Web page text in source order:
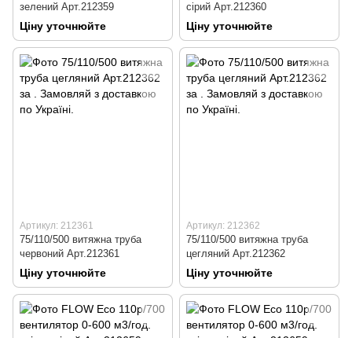
зелений Арт.212359
Ціну уточнюйте
сірий Арт.212360
Ціну уточнюйте
Артикул: 212361
75/110/500 витяжна труба
червоний Арт.212361
Ціну уточнюйте
Артикул: 212362
75/110/500 витяжна труба
цегляний Арт.212362
Ціну уточнюйте